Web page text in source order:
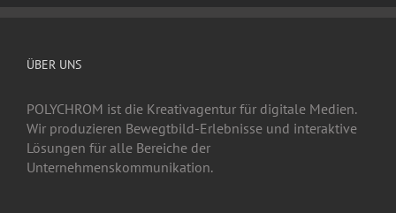
ÜBER UNS
POLYCHROM ist die Kreativagentur für digitale Medien.
Wir produzieren Bewegtbild-Erlebnisse und interaktive
Lösungen für alle Bereiche der
Unternehmenskommunikation.